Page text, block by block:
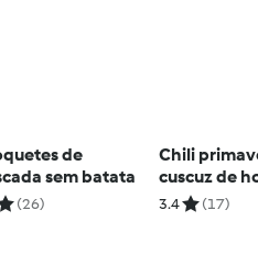
de
sem batata
(26)
Chili
cuscuz de
3.4 (17)